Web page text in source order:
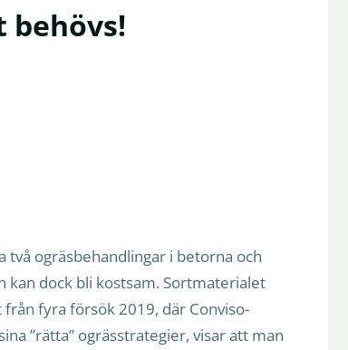
behövs!
två ogräsbehandlingar i betorna och
kan dock bli kostsam. Sortmaterialet
fyra försök 2019, där Conviso-
”rätta” ogrässtrategier, visar att man